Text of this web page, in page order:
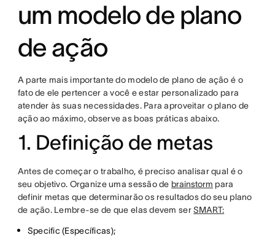
um modelo de plano
de ação
A parte mais importante do modelo de plano de ação é o
fato de ele pertencer a você e estar personalizado para
atender às suas necessidades. Para aproveitar o plano de
ação ao máximo, observe as boas práticas abaixo.
1. Definição de metas
Antes de começar o trabalho, é preciso analisar qual é o
seu objetivo. Organize uma sessão de brainstorm para
definir metas que determinarão os resultados do seu plano
de ação. Lembre-se de que elas devem serSMART:
Specific (Específicas);